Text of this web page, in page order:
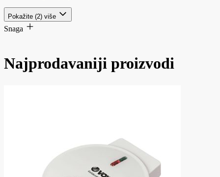
Pokažite (2) više
Snaga
Najprodavaniji proizvodi